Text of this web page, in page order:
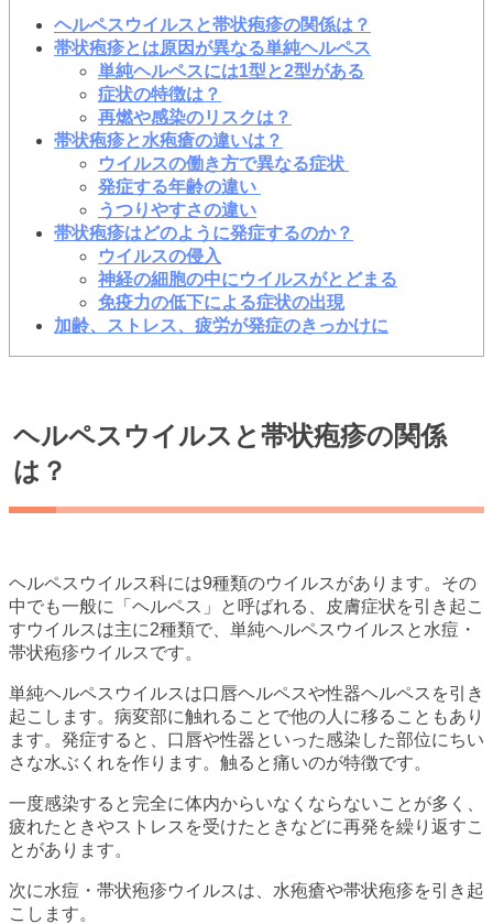
ヘルペスウイルスと帯状疱疹の関係は？
帯状疱疹とは原因が異なる単純ヘルペス
単純ヘルペスには1型と2型がある
症状の特徴は？
再燃や感染のリスクは？
帯状疱疹と水疱瘡の違いは？
ウイルスの働き方で異なる症状
発症する年齢の違い
うつりやすさの違い
帯状疱疹はどのように発症するのか？
ウイルスの侵入
神経の細胞の中にウイルスがとどまる
免疫力の低下による症状の出現
加齢、ストレス、疲労が発症のきっかけに
ヘルペスウイルスと帯状疱疹の関係
は ？
ヘルペスウイルス科には9種類のウイルスがあります。その
中でも一般に「ヘルペス」と呼ばれる、皮膚症状を引き起こ
すウイルスは主に2種類で、単純ヘルペスウイルスと水痘・
帯状疱疹ウイルスです。
単純ヘルペスウイルスは口唇ヘルペスや性器ヘルペスを引き
起こします。病変部に触れることで他の人に移ることもあり
ます。発症すると、口唇や性器といった感染した部位にちい
さな水ぶくれを作ります。触ると痛いのが特徴です。
一度感染すると完全に体内からいなくならないことが多く、
疲れたときやストレスを受けたときなどに再発を繰り返すこ
とがあります。
次に水痘・帯状疱疹ウイルスは、水疱瘡や帯状疱疹を引き起
こします。